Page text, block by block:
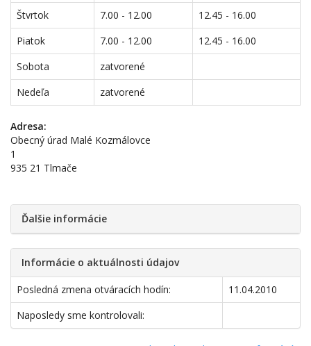
Štvrtok
7.00 - 12.00
12.45 - 16.00
Piatok
7.00 - 12.00
12.45 - 16.00
Sobota
zatvorené
Nedeľa
zatvorené
Adresa:
Obecný úrad Malé Kozmálovce
1
935 21 Tlmače
Ďalšie informácie
Informácie o aktuálnosti údajov
Posledná zmena otváracích hodín:
11.04.2010
Naposledy sme kontrolovali: